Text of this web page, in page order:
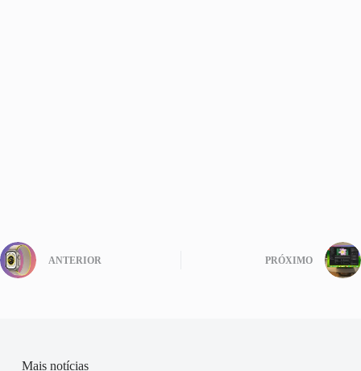
ANTERIOR PRÓXIMO
Mais notícias